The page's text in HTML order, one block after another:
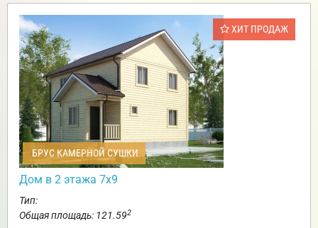
ХИТ ПРОДАЖ
БРУС КАМЕРНОЙ СУШКИ
Дом в 2 этажа 7х9
Тип:
Общая площадь: 121.592